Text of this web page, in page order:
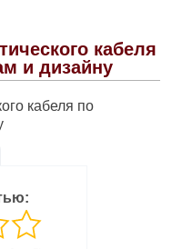
кабеля
и дизайну